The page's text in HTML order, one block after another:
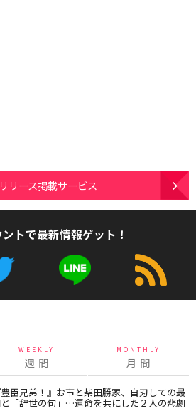
リース掲載サービス
トで最新情報ゲット！
WEEKLY
週 間
MONTHLY
月 間
豊臣兄弟！』お市と柴田勝家、自刃しての最
「辞世の句」…運命を共にした２人の悲劇